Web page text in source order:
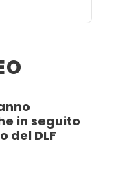
in seguito
del DLF